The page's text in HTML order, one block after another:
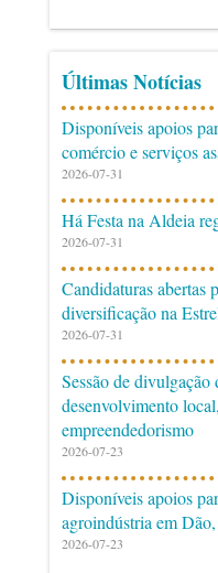
Últimas Notícias
Disponíveis apoios
comércio e serviços
2026-07-31
Há Festa na Aldeia
2026-07-31
Candidaturas abertas
diversificação na
2026-07-31
Sessão de
desenvolvimento
empreendedorismo
2026-07-23
Disponíveis apoios
agroindústria em
2026-07-23